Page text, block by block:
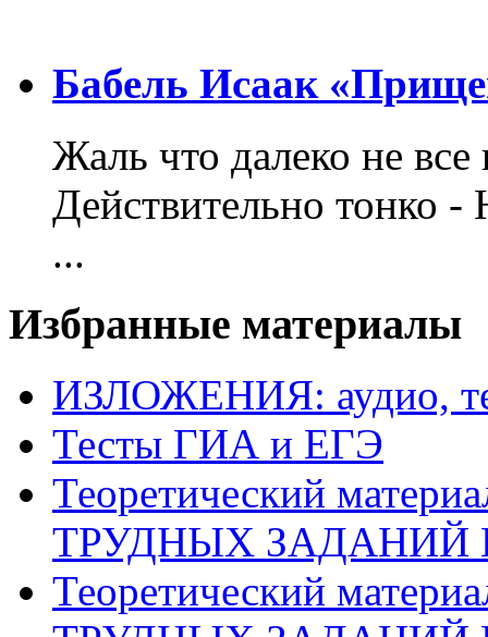
Бабель Исаак
Жаль что далеко не
Действительно тонко
...
Избранные материалы
ИЗЛОЖЕНИЯ: аудио,
Тесты ГИА и ЕГЭ
Теоретический
ТРУДНЫХ ЗАДАНИЙ
Теоретический